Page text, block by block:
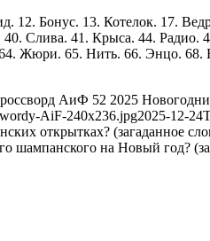
12. Бонус. 13. Котелок. 17.
40. Слива. 41. Крыса. 44.
Жюри. 65. Нить. 66. Энцо.
АиФ 52 2025
AiF-240x236.jpg2025-12-
открытках? (загаданное
шампанского на Новый год?